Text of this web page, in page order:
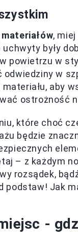
,
były
powietrzu w
odwiedziny w
aby
ostrożność
które choć
będzie
– z każdym
rozsądek,
Jak
-